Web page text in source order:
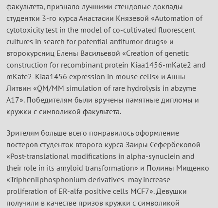
факультета, признало лучшими стендовые доклады
студентки 3-го курса Анастасии Князевой «Automation of
cytotoxicity test in the model of co-cultivated fluorescent
cultures in search for potential antitumor drugs» и
второкурсниц Елены Васильевой «Creation of genetic
construction for recombinant protein Kiaa1456-mKate2 and
mKate2-Kiaa1456 expression in mouse cells» и Анны
Литвин «QM/MM simulation of rare hydrolysis in abzyme
A17». Победителям были вручены памятные дипломы и
кружки с символикой факультета.
Зрителям больше всего понравилось оформление
постеров студенток второго курса Заиры Сефербековой
«Post-translational modifications in alpha-synuclein and
their role in its amyloid transformation» и Полины Мищенко
«Triphenilphosphonium derivatives may increase
proliferation of ER-alfa positive cells MCF7». Девушки
получили в качестве призов кружки с символикой